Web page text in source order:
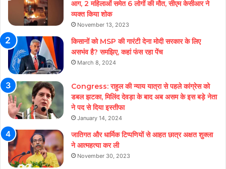
आग, 2 महिलाओं समेत 6 लोगों की मौत, सीएम केसीआर ने
व्यक्त किया शोक
November 13, 2023
किसानों को MSP की गारंटी देना मोदी सरकार के लिए
असभंव है? समझिए, कहां फंस रहा पेंच
March 8, 2024
Congress: राहुल की न्याय यात्रा से पहले कांग्रेस को
डबल झटका, मिलिंद देवड़ा के बाद अब असम के इस बड़े नेता
ने पद से दिया इस्तीफा
January 14, 2024
जातिगत और धार्मिक टिप्पणियों से आहत छात्र अक्षत शुक्ला
ने आत्महत्या कर ली
November 30, 2023